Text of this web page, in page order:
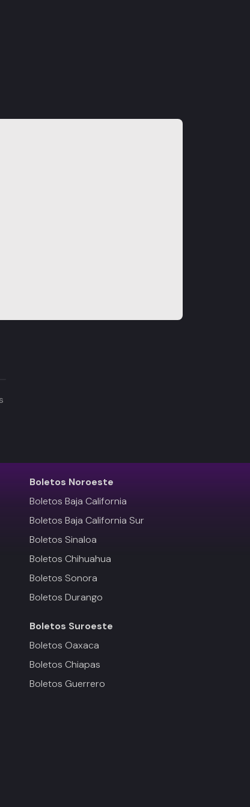
Boletos Noroeste
Boletos Baja California
Boletos Baja California Sur
Boletos Sinaloa
Boletos Chihuahua
Boletos Sonora
Boletos Durango
Boletos Suroeste
Boletos Oaxaca
Boletos Chiapas
Boletos Guerrero